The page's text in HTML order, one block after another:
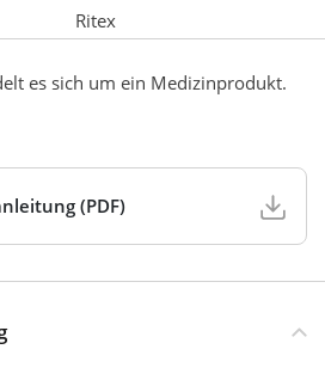
Ritex
es sich um ein Medizinprodukt.
(PDF)